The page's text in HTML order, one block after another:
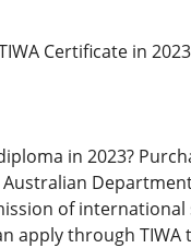
Certificate in 2023
in 2023?
of international
through TIWA